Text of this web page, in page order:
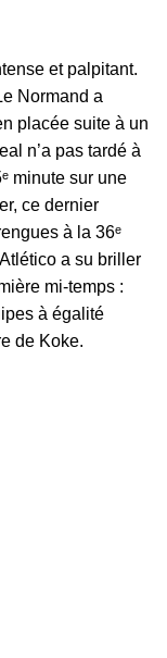
et palpitant.
Normand a
placée suite à un
n’a pas tardé à
minute sur une
ce dernier
à la 36ᵉ
a su briller
mi-temps :
à égalité
de Koke.